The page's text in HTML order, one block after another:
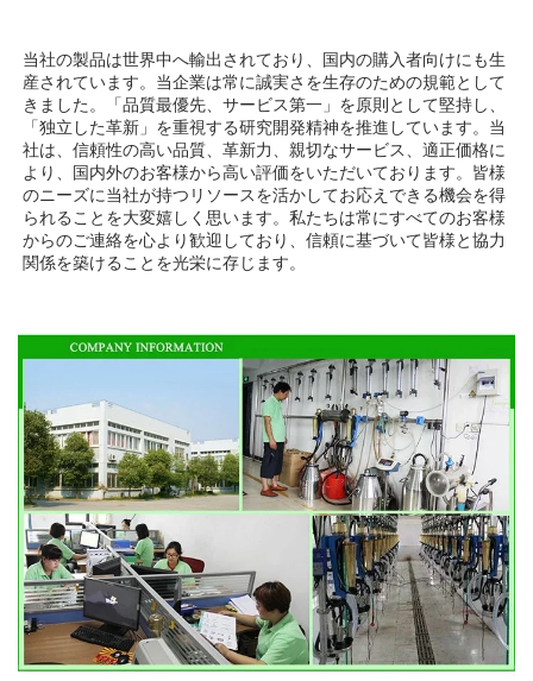
当社の製品は世界中へ輸出されており、国内の購入者向けにも生
産されています。当企業は常に誠実さを生存のための規範として
きました。「品質最優先、サービス第一」を原則として堅持し、
「独立した革新」を重視する研究開発精神を推進しています。当
社は、信頼性の高い品質、革新力、親切なサービス、適正価格に
より、国内外のお客様から高い評価をいただいております。皆様
のニーズに当社が持つリソースを活かしてお応えできる機会を得
られることを大変嬉しく思います。私たちは常にすべてのお客様
からのご連絡を心より歓迎しており、信頼に基づいて皆様と協力
関係を築けることを光栄に存じます。